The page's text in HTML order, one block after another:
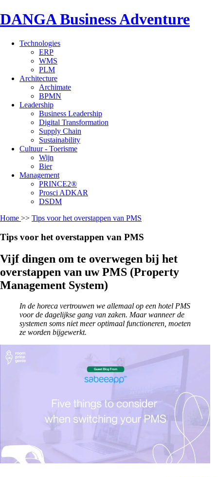
DANGA Business Adventure
Technologies
ERP
WMS
PLM
Architecture
Archimate
BPMN
Leadership
Business Leadership
Digital Transformation
Supply Chain
Sustainability
Cultuur - Toerisme
Wijn
Bier
Management
PRINCE2®
Prosci ADKAR
DSDM
Home >> Tips voor het overstappen van PMS
Tips voor het overstappen van PMS
Vijf dingen om te overwegen bij het
overstappen van uw PMS (Property
Management System)
In de horeca vertrouwen we allemaal op een hotel PMS
voor de dagelijkse gang van zaken. Maar wanneer de
systemen soms niet meer optimaal functioneren, moeten
ze worden bijgewerkt.